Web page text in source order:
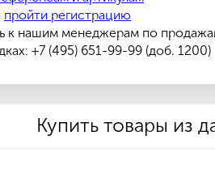
пройти регистрацию
к нашим менеджерам по
+7 (495) 651-99-99 (доб. 1200)
Купить товары из